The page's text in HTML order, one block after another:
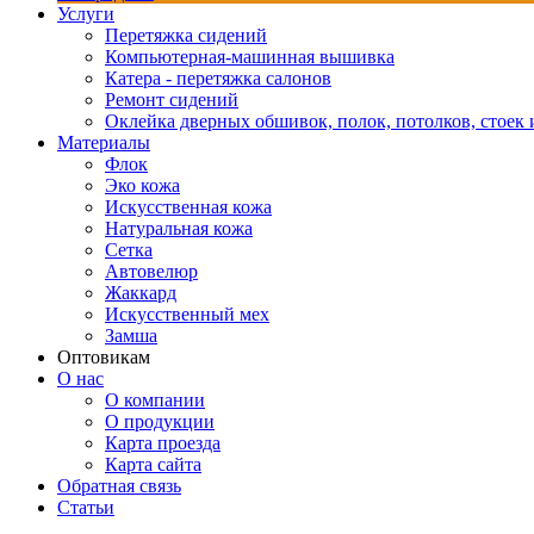
Услуги
Перетяжка сидений
Компьютерная-машинная вышивка
Катера - перетяжка салонов
Ремонт сидений
Оклейка дверных обшивок, полок, потолков, стоек
Материалы
Флок
Эко кожа
Искусственная кожа
Натуральная кожа
Сетка
Автовелюр
Жаккард
Искусственный мех
Замша
Оптовикам
О нас
О компании
О продукции
Карта проезда
Карта сайта
Обратная связь
Статьи